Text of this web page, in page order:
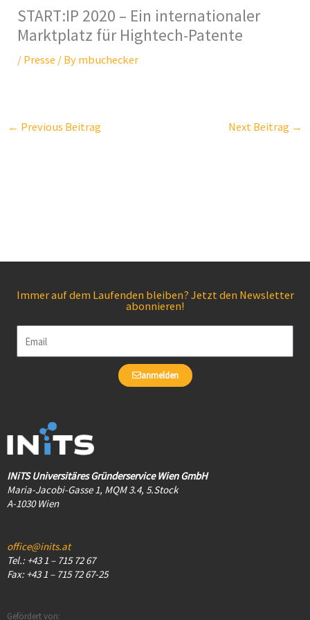
START:IP 2020 – Ein internationaler
Marktplatz für Hightech-Patente
/ Presse / By mbuchecker
← Previous Beitrag Next Beitrag →
Immer auf dem Laufenden bleiben? Jetzt den Newsletter
abonnieren!
anmelden
INiTS Universitäres Gründerservice Wien GmbH
Maria-Jacobi-Gasse 1, MQM 3.4, 5.Stock
A-1030 Wien
office@inits.at
Tel.: +43 1 – 715 72 67
Fax: +43 1 – 715 72 67-25
Gefördert von: